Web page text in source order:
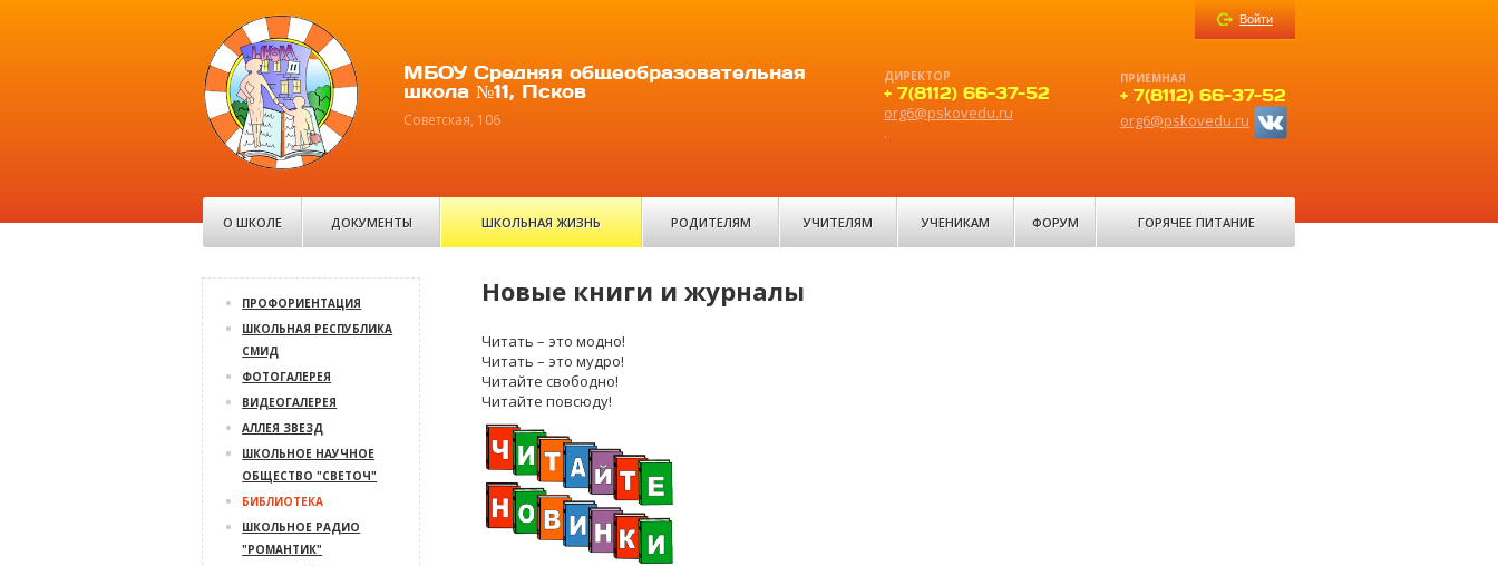
МБОУ Средняя общеобразовательная
школа №11, Псков
Советская, 106
ДИРЕКТОР
+ 7(8112) 66-37-52
org6@pskovedu.ru
.
ПРИЕМНАЯ
+ 7(8112) 66-37-52
org6@pskovedu.ru
Войти
О ШКОЛЕ ДОКУМЕНТЫ ШКОЛЬНАЯ ЖИЗНЬ РОДИТЕЛЯМ УЧИТЕЛЯМ УЧЕНИКАМ ФОРУМ ГОРЯЧЕЕ ПИТАНИЕ
Новые книги и журналы
Читать – это модно!
Читать – это мудро!
Читайте свободно!
Читайте повсюду!
ПРОФОРИЕНТАЦИЯ
ШКОЛЬНАЯ РЕСПУБЛИКА
СМИД
ФОТОГАЛЕРЕЯ
ВИДЕОГАЛЕРЕЯ
АЛЛЕЯ ЗВЕЗД
ШКОЛЬНОЕ НАУЧНОЕ
ОБЩЕСТВО "СВЕТОЧ"
БИБЛИОТЕКА
ШКОЛЬНОЕ РАДИО
"РОМАНТИК"